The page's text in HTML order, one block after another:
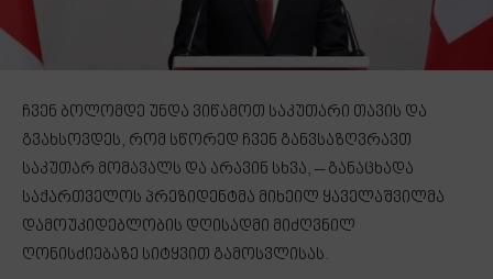
ჩვენ ბოლომდე უნდა ვიწამოთ საკუთარი თავის და
გვახსოვდეს, რომ სწორედ ჩვენ განვსაზღვრავთ
საკუთარ მომავალს და არავინ სხვა, – განაცხადა
საქართველოს პრეზიდენტმა მიხეილ ყაველაშვილმა
დამოუკიდებლობის დღისადმი მიძღვნილ
ღონისძიებაზე სიტყვით გამოსვლისას.